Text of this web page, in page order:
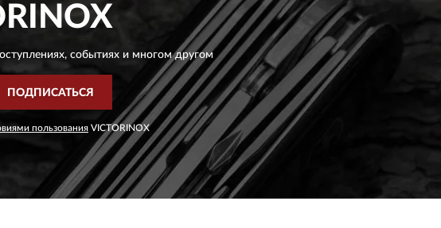
событиях и многом другом
ПОДПИСАТЬСЯ
пользования VICTORINOX